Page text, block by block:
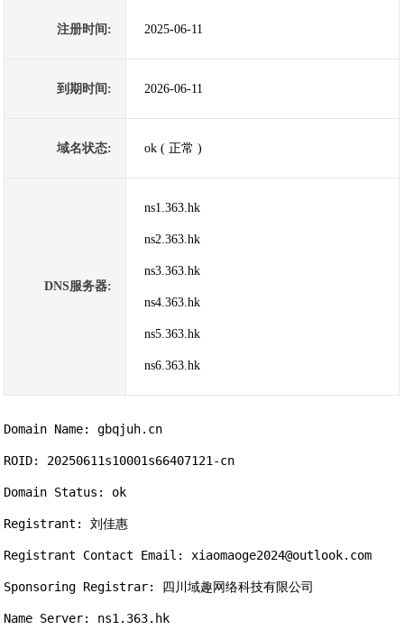
注册时间: 2025-06-11
到期时间: 2026-06-11
域名状态: ok ( 正常 )
DNS服务器:
ns1.363.hk
ns2.363.hk
ns3.363.hk
ns4.363.hk
ns5.363.hk
ns6.363.hk
Domain Name: gbqjuh.cn
ROID: 20250611s10001s66407121-cn
Domain Status: ok
Registrant: 刘佳惠
Registrant Contact Email: xiaomaoge2024@outlook.com
Sponsoring Registrar: 四川域趣网络科技有限公司
Name Server: ns1.363.hk